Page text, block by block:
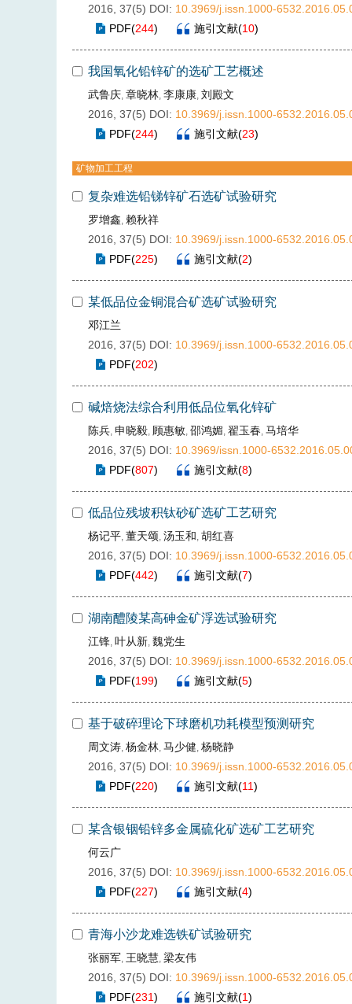
2016, 37(5) DOI: 10.3969/j.issn.1000-
PDF(244) 施引文献(10)
我国氧化铅锌矿的选矿工艺概述
武鲁庆, 章晓林, 李康康, 刘殿文
2016, 37(5) DOI: 10.3969/j.issn.1000-
PDF(244) 施引文献(23)
矿物加工工程
复杂难选铅锑锌矿石选矿试验研究
罗增鑫, 赖秋祥
2016, 37(5) DOI: 10.3969/j.issn.1000-
PDF(225) 施引文献(2)
某低品位金铜混合矿选矿试验研究
邓江兰
2016, 37(5) DOI: 10.3969/j.issn.1000-
PDF(202)
碱焙烧法综合利用低品位氧化锌矿
陈兵, 申晓毅, 顾惠敏, 邵鸿媚, 翟玉春, 马培华
2016, 37(5) DOI: 10.3969/issn.1000-
PDF(807) 施引文献(8)
低品位残坡积钛砂矿选矿工艺研究
杨记平, 董天颂, 汤玉和, 胡红喜
2016, 37(5) DOI: 10.3969/j.issn.1000-
PDF(442) 施引文献(7)
湖南醴陵某高砷金矿浮选试验研究
江锋, 叶从新, 魏党生
2016, 37(5) DOI: 10.3969/j.issn.1000-
PDF(199) 施引文献(5)
基于破碎理论下球磨机功耗模型预测研究
周文涛, 杨金林, 马少健, 杨晓静
2016, 37(5) DOI: 10.3969/j.issn.1000-
PDF(220) 施引文献(11)
某含银铟铅锌多金属硫化矿选矿工艺研究
何云广
2016, 37(5) DOI: 10.3969/j.issn.1000-
PDF(227) 施引文献(4)
青海小沙龙难选铁矿试验研究
张丽军, 王晓慧, 梁友伟
2016, 37(5) DOI: 10.3969/j.issn.1000-
PDF(231) 施引文献(1)